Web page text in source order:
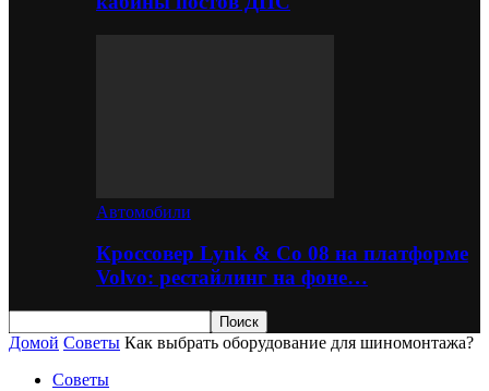
Автомобили
Кроссовер Lynk & Co 08 на платформе
Volvo: рестайлинг на фоне…
Домой Советы Как выбрать оборудование для шиномонтажа?
Советы